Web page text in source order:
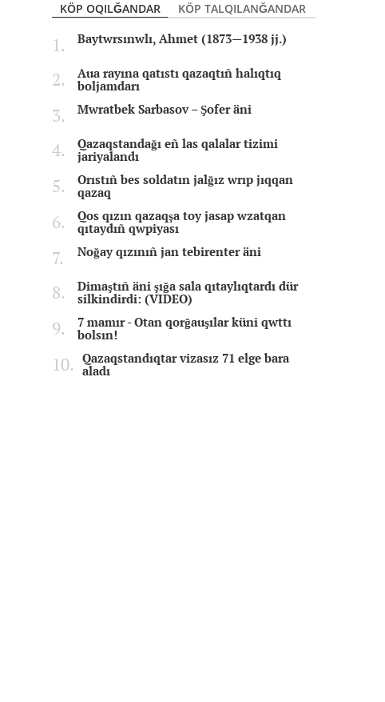
KÖP OQILĞANDAR
KÖP TALQILANĞANDAR
Baytwrsınwlı, Ahmet (1873—1938 jj.)
Aua rayına qatıstı qazaqtıñ halıqtıq
boljamdarı
Mwratbek Sarbasov – Şofer äni
Qazaqstandağı eñ las qalalar tizimi
jariyalandı
Orıstıñ bes soldatın jalğız wrıp jıqqan
qazaq
Qos qızın qazaqşa toy jasap wzatqan
qıtaydıñ qwpiyası
Noğay qızınıñ jan tebirenter äni
Dimaştıñ äni şığa sala qıtaylıqtardı dür
silkindirdi: (VIDEO)
7 mamır - Otan qorğauşılar küni qwttı
bolsın!
Qazaqstandıqtar vizasız 71 elge bara
aladı